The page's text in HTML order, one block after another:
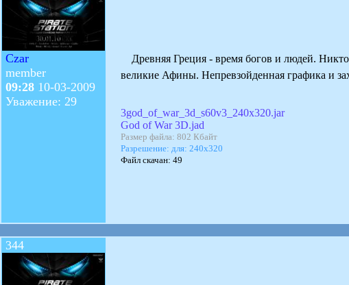
Czar
member
09:28 10-03-2009
Уважение: 29
Древняя Греция - время богов и людей.
великие Афины. Непревзойденная графика и
3god_of_war_3d_s60v3_240x320.jar
God of War 3D.jad
Размер файла: 802 Кбайт
Разрешение: для: 240x320
Файл скачан: 49
344